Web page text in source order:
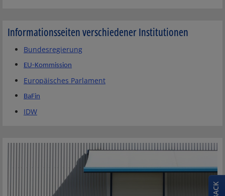
Informationsseiten verschiedener Institutionen
Bundesregierung
EU-Kommission
Europäisches Parlament
BaFin
IDW